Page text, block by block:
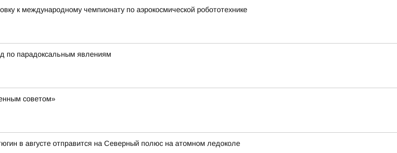
к международному чемпионату по аэрокосмической робототехнике
по парадоксальным явлениям
советом»
в августе отправится на Северный полюс на атомном ледоколе